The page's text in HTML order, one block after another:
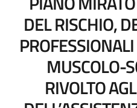
DEL RISCHIO,
MUSCOLO-
RIVOLTO